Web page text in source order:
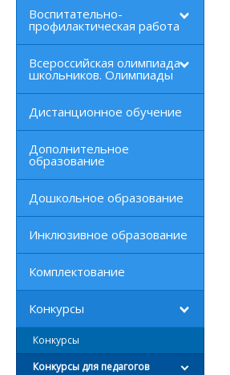
Воспитательно-
профилактическая работа
Всероссийская олимпиада
школьников. Олимпиады
Дистанционное обучение
Дополнительное
образование
Дошкольное образование
Инклюзивное образование
Комплектование
Конкурсы
Конкурсы
Конкурсы для педагогов